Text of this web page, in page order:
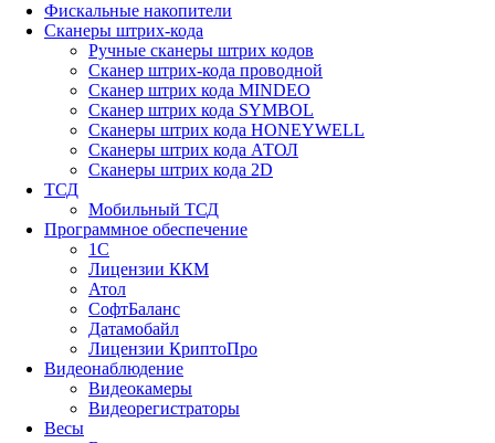
Фискальные накопители
Сканеры штрих-кода
Ручные сканеры штрих кодов
Сканер штрих-кода проводной
Сканер штрих кода MINDEO
Сканер штрих кода SYMBOL
Сканеры штрих кода HONEYWELL
Сканеры штрих кода АТОЛ
Сканеры штрих кода 2D
ТСД
Мобильный ТСД
Программное обеспечение
1С
Лицензии ККМ
Атол
СофтБаланс
Датамобайл
Лицензии КриптоПро
Видеонаблюдение
Видеокамеры
Видеорегистраторы
Весы